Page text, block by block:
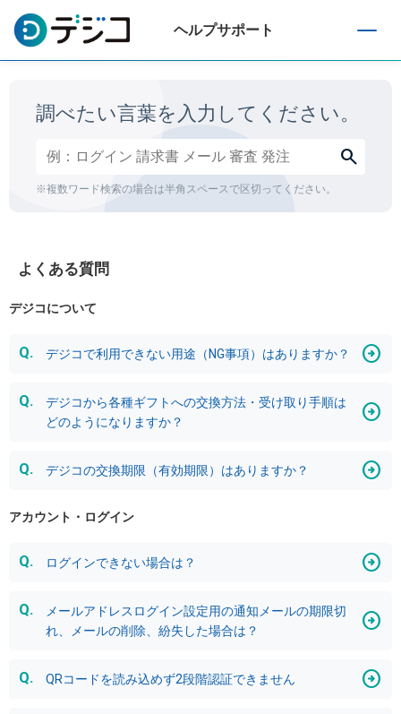
ヘルプサポート
o
調べたい言葉を入力してください。
search
※複数ワード検索の場合は半角スペースで区切ってください。
よくある質問
デジコについて
デジコで利用できない用途（NG事項）はありますか？
デジコから各種ギフトへの交換方法・受け取り手順は
どのようになりますか？
デジコの交換期限（有効期限）はありますか？
アカウント・ログイン
ログインできない場合は？
メールアドレスログイン設定用の通知メールの期限切
れ、メールの削除、紛失した場合は？
QRコードを読み込めず2段階認証できません